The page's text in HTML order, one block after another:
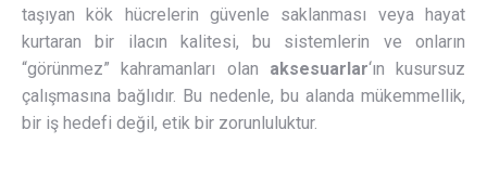
taşıyan kök hücrelerin güvenle saklanması veya hayat
kurtaran bir ilacın kalitesi, bu sistemlerin ve onların
“görünmez” kahramanları olan aksesuarlar‘ın kusursuz
çalışmasına bağlıdır. Bu nedenle, bu alanda mükemmellik,
bir iş hedefi değil, etik bir zorunluluktur.